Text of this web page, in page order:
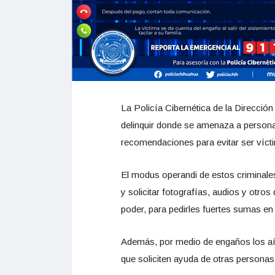
La Policía Cibernética de la
delinquir donde se amenaza a
recomendaciones para evitar ser
El modus operandi de estos
y solicitar fotografías, audios y otros
poder, para pedirles fuertes sumas
Además, por medio de engaños los
que soliciten ayuda de otras